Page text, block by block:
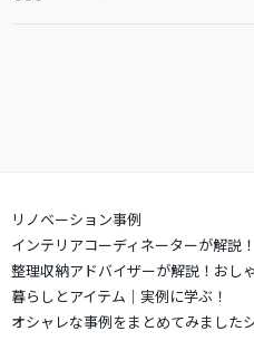
リノベーション事例
インテリアコーディネーターが解説
整理収納アドバイザーが解説！おし
暮らしとアイテム｜実例に学ぶ！
オシャレな事例をまとめてみました